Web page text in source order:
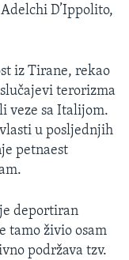
D’Ippolito,
iz Tirane, rekao
terorizma
veze sa Italijom.
u posljednjih
petnaest
deportiran
tamo živio osam
podržava tzv.